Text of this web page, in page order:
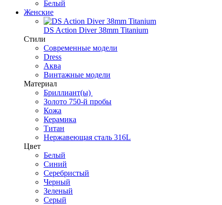
Белый
Женские
DS Action Diver 38mm Titanium
Стили
Современные модели
Dress
Аква
Винтажные модели
Материал
Бриллиант(ы)
Золото 750-й пробы
Кожа
Керамика
Титан
Нержавеющая сталь 316L
Цвет
Белый
Синий
Серебристый
Черный
Зеленый
Серый